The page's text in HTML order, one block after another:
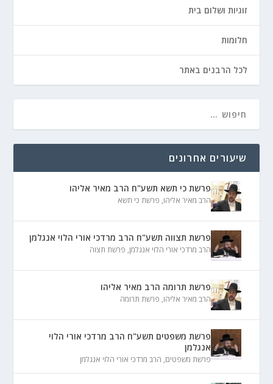
זוגיות ושלום בית
חלומות
לכל הרבנים באתר
שיעורים אחרונים
פרשת כי תשא תשע"ח הרב מאיר אליהו
הרב מאיר אליהו, פרשת כי תשא
פרשת תצווה תשע"ח הרב מרדכי אורי הלוי אנגלמן
הרב מרדכי אורי הלוי אנגלמן, פרשת תצוה
פרשת תרומה הרב מאיר אליהו
הרב מאיר אליהו, פרשת תרומה
פרשת משפטים תשע"ח הרב מרדכי אורי הלוי
אנגלמן
פרשת משפטים, הרב מרדכי אורי הלוי אנגלמן